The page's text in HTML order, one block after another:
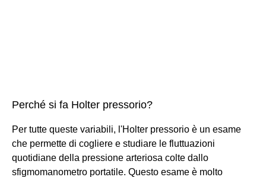
Perché si fa Holter pressorio?
Per tutte queste variabili, l'Holter pressorio è un esame
che permette di cogliere e studiare le fluttuazioni
quotidiane della pressione arteriosa colte dallo
sfigmomanometro portatile. Questo esame è molto